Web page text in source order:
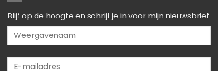
Blijf op de hoogte en schrijf je in voor mijn nieuwsbrief.